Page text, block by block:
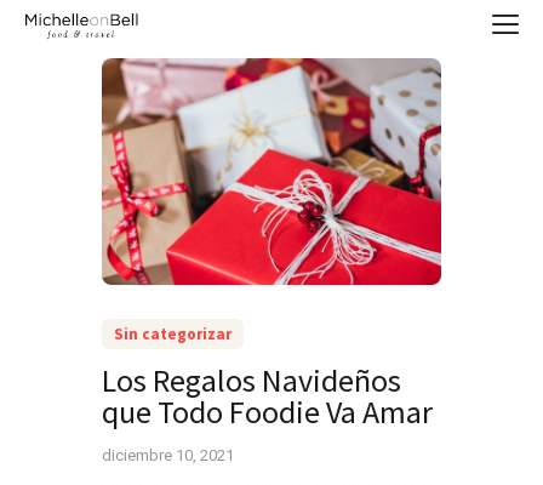
Sin categorizar
Los Regalos Navideños
que Todo Foodie Va Amar
diciembre 10, 2021